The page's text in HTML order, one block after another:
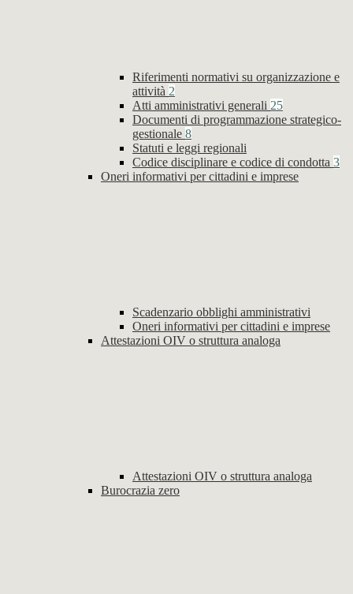
Riferimenti normativi su organizzazione e
attività 2
Atti amministrativi generali 25
Documenti di programmazione strategico-
gestionale 8
Statuti e leggi regionali
Codice disciplinare e codice di condotta 3
Oneri informativi per cittadini e imprese
Scadenzario obblighi amministrativi
Oneri informativi per cittadini e imprese
Attestazioni OIV o struttura analoga
Attestazioni OIV o struttura analoga
Burocrazia zero